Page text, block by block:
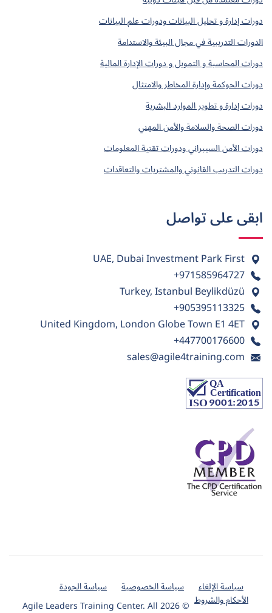
دورات إدارة و تحليل البيانات ودورات علم البيانات
الدورات التدريبية في مجال البيئة والاستدامة
دورات المحاسبة و التمويل و دورات الإدارة المالية
دورات الحوكمة وإدارة المخاطر والامتثال
دورات إدارة و تطوير الموارد البشرية
دورات الصحة والسلامة والأمن المهني
دورات الأمن السيبراني ودورات تقنية المعلومات
دورات التدريب القانوني والمشتريات والتعاقدات
ابقى على تواصل
UAE, Dubai Investment Park First
+971585964727
Turkey, Istanbul Beylikdüzü
+905395113325
United Kingdom, London Globe Town E1 4ET
+447700176600
sales@agile4training.com
سياسة الإلغاء سياسة الخصوصية سياسة الجودة
الأحكام والشروط © 2026 Agile Leaders Training Center. All